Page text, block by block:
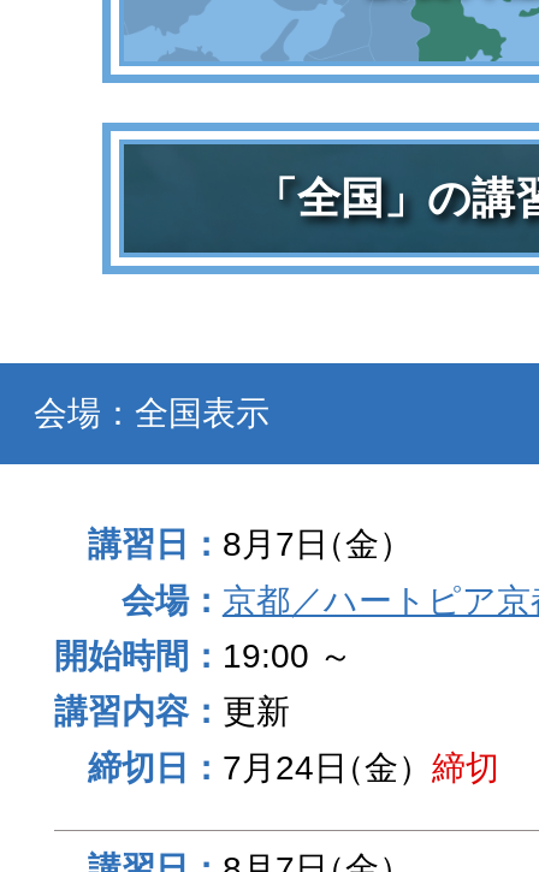
「全国」の
会場：全国表示
8月7日（金）
京都／ハートピア京
19:00 ～
更新
7月24日（金） 締切